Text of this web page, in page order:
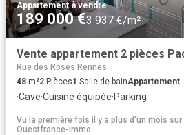
Appartement·à vendre
189 000 €3 937 €/m²
Vente appartement 2 pièces
Rue des Roses Rennes
48 m²2 Pièces1 Salle de bainAppartement
·Cave·Cuisine équipée·Parking
Vu la première fois il y a plus d'un mois sur
Ouestfrance-immo